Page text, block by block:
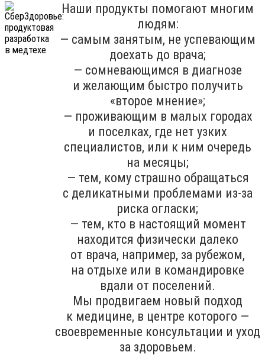
Наши продукты помогают многим
людям:
— самым занятым, не успевающим
доехать до врача;
— сомневающимся в диагнозе
и желающим быстро получить
«второе мнение»;
— проживающим в малых городах
и поселках, где нет узких
специалистов, или к ним очередь
на месяцы;
— тем, кому страшно обращаться
с деликатными проблемами из-за
риска огласки;
— тем, кто в настоящий момент
находится физически далеко
от врача, например, за рубежом,
на отдыхе или в командировке
вдали от поселений.
Мы продвигаем новый подход
к медицине, в центре которого —
своевременные консультации и уход
за здоровьем.